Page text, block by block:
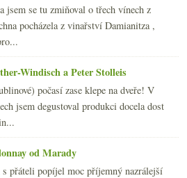
jsem se tu zmiňoval o třech vínech z
pocházela z vinařství Damianitza ,
Windisch a Peter Stolleis
počasí zase klepe na dveře! V
jsem degustoval produkci docela dost
od Marady
přáteli popíjel moc příjemný nazrálejší